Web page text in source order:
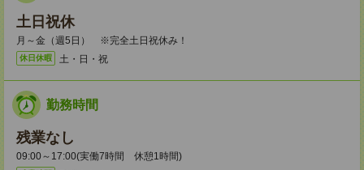
土日祝休
月～金（週5日） ※完全土日祝休み！
休日休暇 土・日・祝
勤務時間
残業なし
09:00～17:00(実働7時間 休憩1時間)